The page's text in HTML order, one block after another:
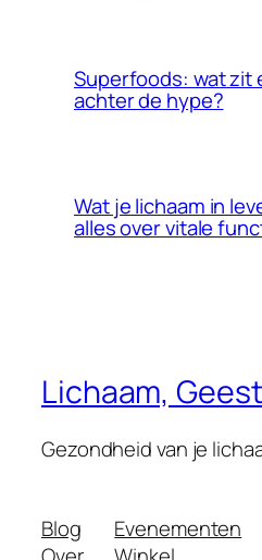
Superfoods: wat zit
achter de hype?
Wat je lichaam in
alles over vitale
Lichaam,
Gezondheid van je
Blog
Evenementen